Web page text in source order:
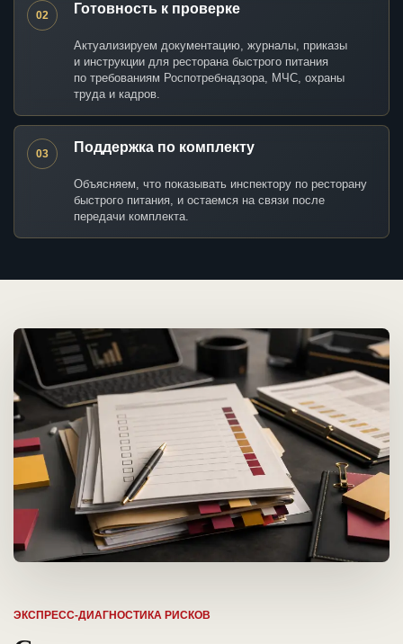
02 Готовность к проверке
Актуализируем документацию, журналы, приказы
и инструкции для ресторана быстрого питания
по требованиям Роспотребнадзора, МЧС, охраны
труда и кадров.
03 Поддержка по комплекту
Объясняем, что показывать инспектору по ресторану
быстрого питания, и остаемся на связи после
передачи комплекта.
ЭКСПРЕСС-ДИАГНОСТИКА РИСКОВ